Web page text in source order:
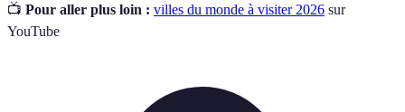
📺 Pour aller plus loin : villes du monde à visiter 2026 sur
YouTube